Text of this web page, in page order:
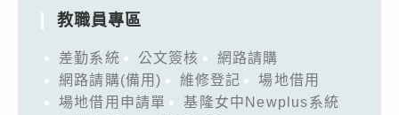
教職員專區
差勤系統 公文簽核
網路請購
網路請購(備用)
維修登記
場地借用
場地借用申請單
基隆女中Newplus系統